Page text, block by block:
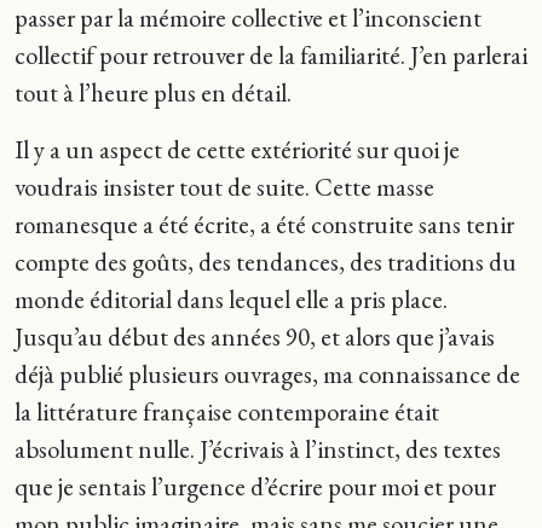
passer par la mémoire collective et l’inconscient
collectif pour retrouver de la familiarité. J’en parlerai
tout à l’heure plus en détail.
Il y a un aspect de cette extériorité sur quoi je
voudrais insister tout de suite. Cette masse
romanesque a été écrite, a été construite sans tenir
compte des goûts, des tendances, des traditions du
monde éditorial dans lequel elle a pris place.
Jusqu’au début des années 90, et alors que j’avais
déjà publié plusieurs ouvrages, ma connaissance de
la littérature française contemporaine était
absolument nulle. J’écrivais à l’instinct, des textes
que je sentais l’urgence d’écrire pour moi et pour